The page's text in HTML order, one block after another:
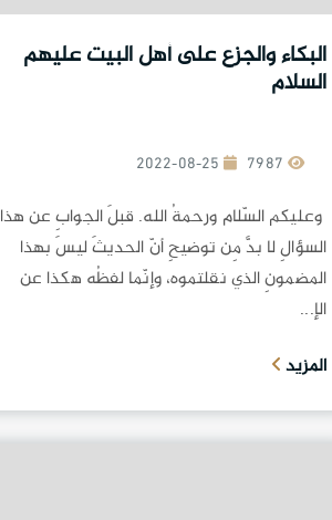
البكاء والجزع على أهل البيت عليهم
السلام
2022-08-25
وعليكم السّلام ورحمةُ الله. قبلَ الجوابِ عن هذا
السؤالِ لا بدَّ مِن توضيحِ أنّ الحديثَ ليسَ بهذا
المضمونِ الذي نقلتموه، وإنّما لفظُه هكذا عن
الإ...
المزيد